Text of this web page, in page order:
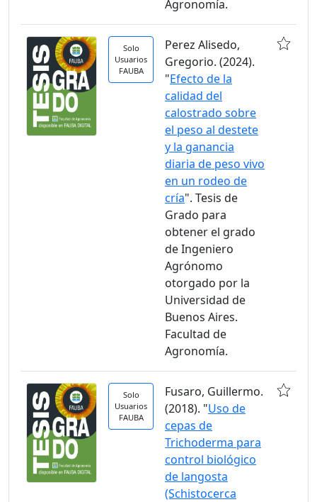
Agronomía.
Solo
Usuarios
FAUBA
Perez Alisedo,
Gregorio. (2024).
"Efecto de la
calidad del
calostrado sobre
el peso al destete
y la ganancia
diaria de peso vivo
en un rodeo de
cría". Tesis de
Grado para
obtener el grado
de Ingeniero
Agrónomo
otorgado por la
Universidad de
Buenos Aires.
Facultad de
Agronomía.
Solo
Usuarios
FAUBA
Fusaro, Guillermo.
(2018). "Uso de
cepas de
Trichoderma para
control biológico
de langosta
(Schistocerca